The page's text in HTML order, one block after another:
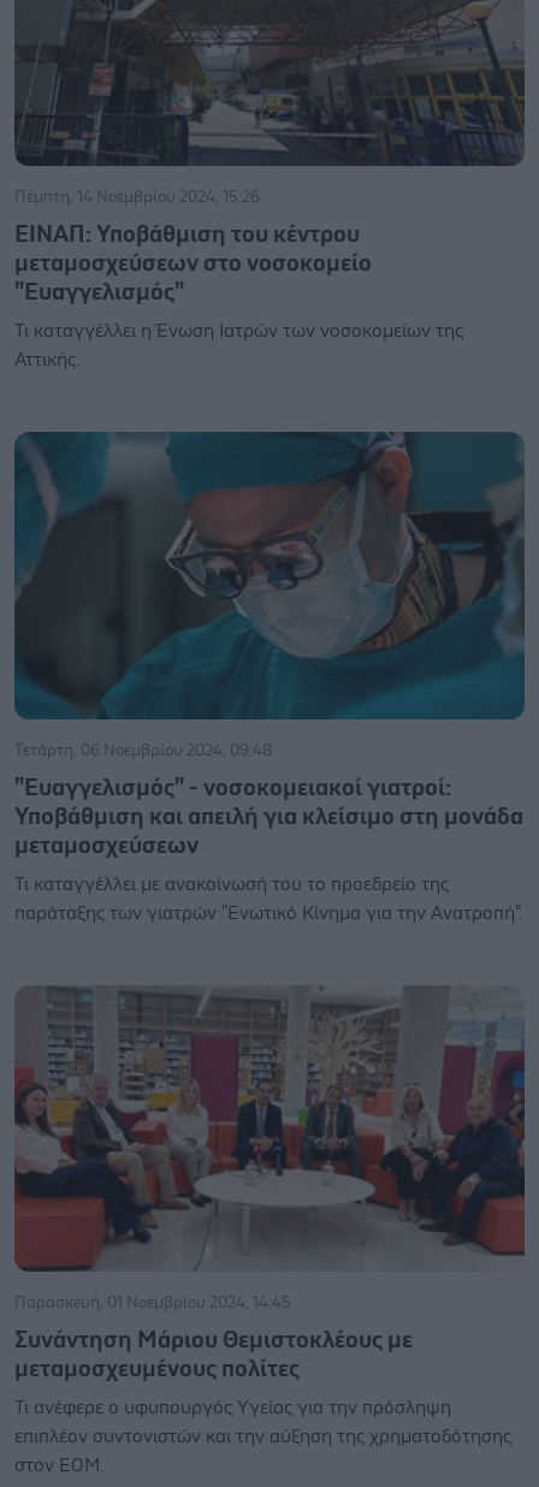
Πέμπτη, 14 Νοεμβρίου 2024, 15:26
ΕΙΝΑΠ: Υποβάθμιση του κέντρου
μεταμοσχεύσεων στο νοσοκομείο
"Ευαγγελισμός"
Τι καταγγέλλει η Ένωση Ιατρών των νοσοκομείων της
Αττικής.
Τετάρτη, 06 Νοεμβρίου 2024, 09:48
"Ευαγγελισμός" - νοσοκομειακοί γιατροί:
Υποβάθμιση και απειλή για κλείσιμο στη μονάδα
μεταμοσχεύσεων
Τι καταγγέλλει με ανακοίνωσή του το προεδρείο της
παράταξης των γιατρών "Ενωτικό Κίνημα για την Ανατροπή".
Παρασκευή, 01 Νοεμβρίου 2024, 14:45
Συνάντηση Μάριου Θεμιστοκλέους με
μεταμοσχευμένους πολίτες
Τι ανέφερε ο υφυπουργός Υγείας για την πρόσληψη
επιπλέον συντονιστών και την αύξηση της χρηματοδότησης
στον ΕΟΜ.